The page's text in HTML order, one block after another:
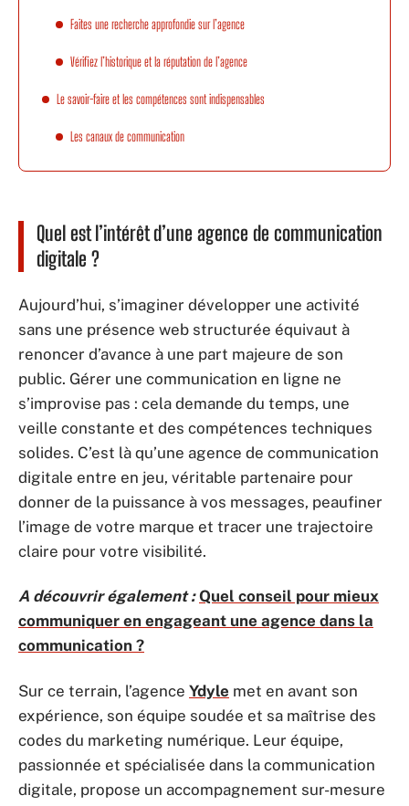
Faites une recherche approfondie sur l’agence
Vérifiez l’historique et la réputation de l’agence
Le savoir-faire et les compétences sont indispensables
Les canaux de communication
Quel est l’intérêt d’une agence de communication
digitale ?
Aujourd’hui, s’imaginer développer une activité
sans une présence web structurée équivaut à
renoncer d’avance à une part majeure de son
public. Gérer une communication en ligne ne
s’improvise pas : cela demande du temps, une
veille constante et des compétences techniques
solides. C’est là qu’une agence de communication
digitale entre en jeu, véritable partenaire pour
donner de la puissance à vos messages, peaufiner
l’image de votre marque et tracer une trajectoire
claire pour votre visibilité.
A découvrir également : Quel conseil pour mieux
communiquer en engageant une agence dans la
communication ?
Sur ce terrain, l’agence Ydyle met en avant son
expérience, son équipe soudée et sa maîtrise des
codes du marketing numérique. Leur équipe,
passionnée et spécialisée dans la communication
digitale, propose un accompagnement sur-mesure